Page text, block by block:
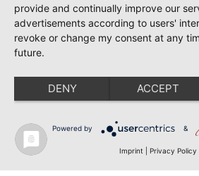
provide and continually improve our
advertisements according to users'
revoke or change my consent at any
future.
DENY ACCEPT
Powered by &
Imprint Privacy Policy